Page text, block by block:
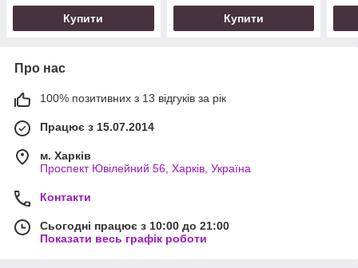
Купити Купити
Про нас
100% позитивних з 13 відгуків за рік
Працює з 15.07.2014
м. Харків
Проспект Ювілейний 56, Харків, Україна
Контакти
Сьогодні працює з 10:00 до 21:00
Показати весь графік роботи